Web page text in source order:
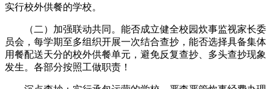
实行校外供餐的学校。
（二）加强联动共同。能否成立健全校园炊事监视家长委
员会，每学期至多组织开展一次结合查抄，能否选择具备集体
用餐配送天分的校外供餐单元，避免反复查抄、多头查抄现象
发生。各部分按照工做职责！